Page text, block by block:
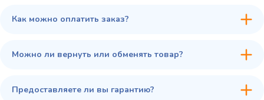
Как можно оплатить заказ?
Можно ли вернуть или обменять товар?
Предоставляете ли вы гарантию?